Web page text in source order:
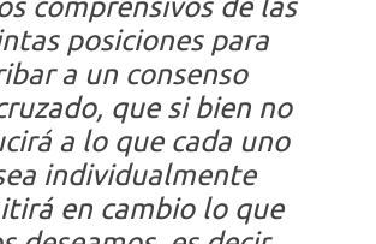
comprensivos de las
posiciones para
a un consenso
que si bien no
a lo que cada uno
individualmente
en cambio lo que